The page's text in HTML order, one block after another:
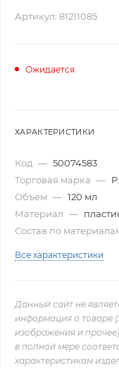
Артикул: 81211085
Ожидается
ХАРАКТЕРИСТИКИ
Код — 50074583
Торговая марка —
Объем — 120 мл
Материал —
Состав по
Все характеристики
Данный сайт не
информация о товаре
изображения и
в полной мере
характеристикам